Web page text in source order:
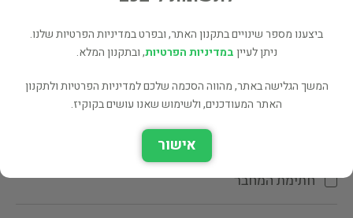
הקדשת המחבר\המתרגם
חתימת המחבר
ביצענו מספר שינויים בתקנון האתר, ובפרט במדיניות הפרטיות שלנו.
ניתן לעייןבמדיניות הפרטיות, ובתקנון המלא.
המשך הגלישה באתר, מהווה הסכמה שלכם למדיניות הפרטיות ולתקנון
האתר המעודכנים, ולשימוש שאנו עושים בקוקיז.
אישור